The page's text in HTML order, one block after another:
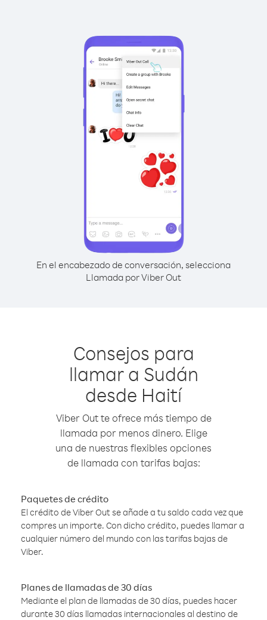
En el encabezado de conversación, selecciona
Llamada por Viber Out
Consejos para
llamar a Sudán
desde Haití
Viber Out te ofrece más tiempo de
llamada por menos dinero. Elige
una de nuestras flexibles opciones
de llamada con tarifas bajas:
Paquetes de crédito
El crédito de Viber Out se añade a tu saldo cada vez que
compres un importe. Con dicho crédito, puedes llamar a
cualquier número del mundo con las tarifas bajas de
Viber.
Planes de llamadas de 30 días
Mediante el plan de llamadas de 30 días, puedes hacer
durante 30 días llamadas internacionales al destino de